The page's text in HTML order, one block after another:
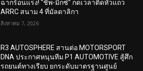
ฉากร้อนแรง! “ชิพ-มิกซ์” กดเวลาติดหัวแถว
ARRC สนาม 4 ที่มัลดาลิกา
สิงหาคม 7, 2026
R3 AUTOSPHERE สานต่อ MOTORSPORT
DNA ประกาศหนุนทีม P1 AUTOMOTIVE สู้ศึก
รถยนต์ทางเรียบ ยกระดับมาตรฐานศูนย์